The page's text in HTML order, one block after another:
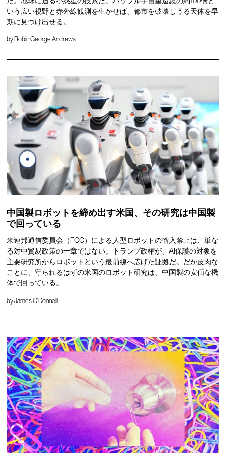
いう広い視野と赤外線観測を生かせば、都市を破壊しうる天体を早
期に見つけ出せる。
by Robin George Andrews
中国製ロボットを締め出す米国、その研究は中国製
で回っている
米連邦通信委員会（FCC）による人型ロボットの輸入禁止は、単な
る対中貿易政策の一章ではない。トランプ政権が、AI保護の対象を
主要研究所からロボットという最前線へ広げた証拠だ。だが皮肉な
ことに、守られるはずの米国のロボット研究は、中国製の安価な機
体で回っている。
byJames O'Donnell